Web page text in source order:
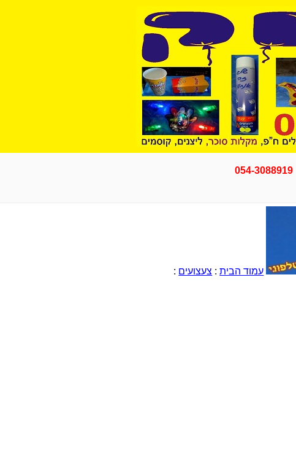
054-3088919
עמוד הבית: צעצועים :